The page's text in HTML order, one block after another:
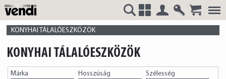
VENDI
KONYHAI TÁLALÓESZKÖZÖK
KONYHAI TÁLALÓESZKÖZÖK
Márka Hosszúság Szélesség